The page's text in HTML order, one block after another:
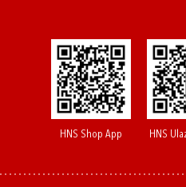
HNS Shop App HNS